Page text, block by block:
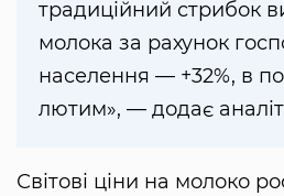
традиційний стрибок
молока за рахунок
населення — +32%, в
лютим», — додає
Світові ціни на молоко